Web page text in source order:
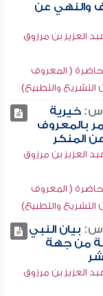
والنهي عن
العزيز بن مرزوق
( المعروف
التشريع والتطبيع)
خيرية
بالمعروف
المنكر
العزيز بن مرزوق
( المعروف
التشريع والتطبيع)
بيان النبي
من جهة
العزيز بن مرزوق